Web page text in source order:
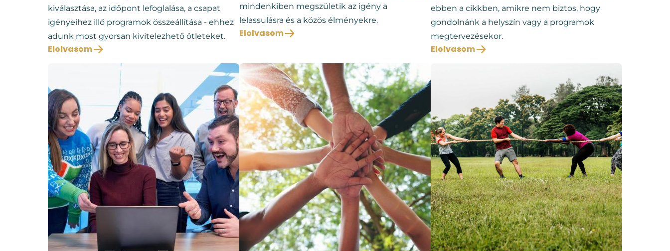
kiválasztása, az időpont lefoglalása, a csapat
igényeihez illő programok összeállítása - ehhez
adunk most gyorsan kivitelezhető ötleteket.
Elolvasom
mindenkiben megszületik az igény a
lelassulásra és a közös élményekre.
Elolvasom
ebben a cikkben, amikre nem biztos, hogy
gondolnánk a helyszín vagy a programok
megtervezésekor.
Elolvasom